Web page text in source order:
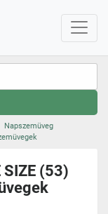
Napszemüveg
(53)